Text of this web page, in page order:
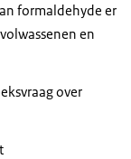
formaldehyde er
en
over